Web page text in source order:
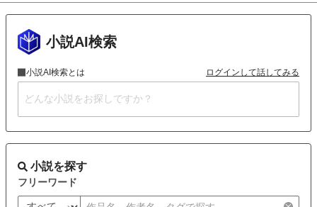
小説AI検索
小説AI検索とは ログインして話してみる
小説を探す
フリーワード